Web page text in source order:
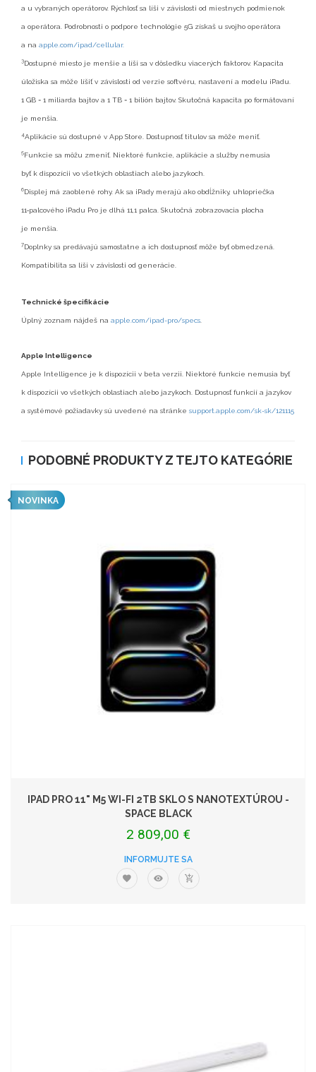
a u vybraných operátorov. Rýchlosť sa líši v závislosti od miestnych podmienok
a operátora. Podrobnosti o podpore technológie 5G získaš u svojho operátora
a na apple.com/ipad/cellular.
3Dostupné miesto je menšie a líši sa v dôsledku viacerých faktorov. Kapacita
úložiska sa môže líšiť v závislosti od verzie softvéru, nastavení a modelu iPadu.
1 GB = 1 miliarda bajtov a 1 TB = 1 bilión bajtov. Skutočná kapacita po formátovaní
je menšia.
4Aplikácie sú dostupné v App Store. Dostupnosť titulov sa môže meniť.
5Funkcie sa môžu zmeniť. Niektoré funkcie, aplikácie a služby nemusia
byť k dispozícii vo všetkých oblastiach alebo jazykoch.
6Displej má zaoblené rohy. Ak sa iPady merajú ako obdĺžniky, uhlopriečka
11‑palcového iPadu Pro je dlhá 11,1 palca. Skutočná zobrazovacia plocha
je menšia.
7Doplnky sa predávajú samostatne a ich dostupnosť môže byť obmedzená.
Kompatibilita sa líši v závislosti od generácie.
Technické špecifikácie
Úplný zoznam nájdeš na apple.com/ipad-pro/specs
Apple Intelligence
Apple Intelligence je k dispozícii v beta verzii. Niektoré funkcie nemusia byť
k dispozícii vo všetkých oblastiach alebo jazykoch. Dostupnosť funkcií a jazykov
a systémové požiadavky sú uvedené na stránke support.apple.com/sk-sk/121115
PODOBNÉ PRODUKTY Z TEJTO KATEGÓRIE
NOVINKA
IPAD PRO 11" M5 WI-FI 2TB SKLO S NANOTEXTÚROU -
SPACE BLACK
2 809,00 €
INFORMUJTE SA